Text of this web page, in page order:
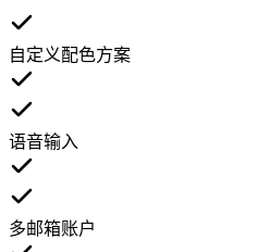
自定义配色方案
语音输入
多邮箱账户